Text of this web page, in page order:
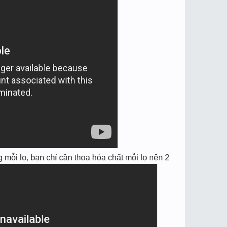
lọ, bạn chỉ cần thoa hóa chất mỗi lọ nên 2